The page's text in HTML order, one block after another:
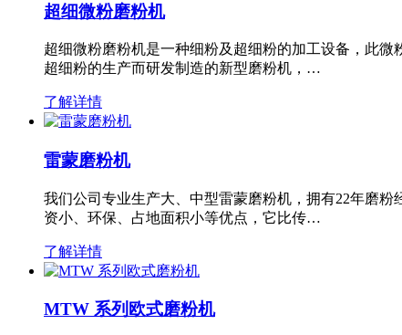
超细微粉磨粉机
超细微粉磨粉机是一种细粉及超细粉的加工设备，此
超细粉的生产而研发制造的新型磨粉机，…
了解详情
雷蒙磨粉机
我们公司专业生产大、中型雷蒙磨粉机，拥有22年磨
资小、环保、占地面积小等优点，它比传…
了解详情
MTW 系列欧式磨粉机